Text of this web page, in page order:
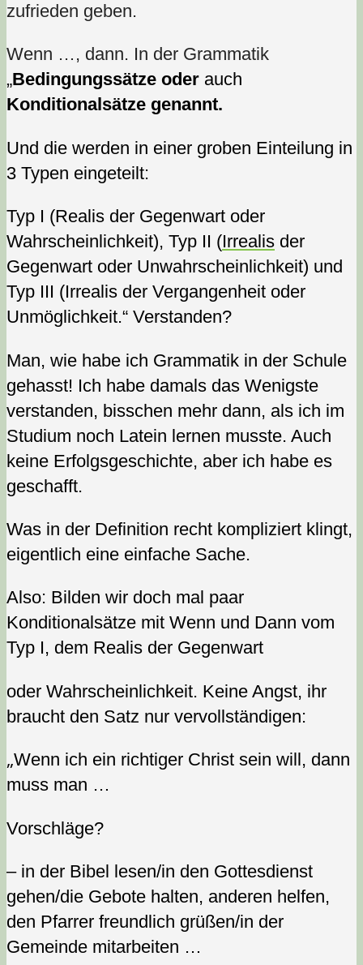
zufrieden geben.
Wenn …, dann. In der Grammatik
„Bedingungssätze oder auch
Konditionalsätze genannt.
Und die werden in einer groben Einteilung in
3 Typen eingeteilt:
Typ I (Realis der Gegenwart oder
Wahrscheinlichkeit), Typ II (Irrealis der
Gegenwart oder Unwahrscheinlichkeit) und
Typ III (Irrealis der Vergangenheit oder
Unmöglichkeit.“ Verstanden?
Man, wie habe ich Grammatik in der Schule
gehasst! Ich habe damals das Wenigste
verstanden, bisschen mehr dann, als ich im
Studium noch Latein lernen musste. Auch
keine Erfolgsgeschichte, aber ich habe es
geschafft.
Was in der Definition recht kompliziert klingt,
eigentlich eine einfache Sache.
Also: Bilden wir doch mal paar
Konditionalsätze mit Wenn und Dann vom
Typ I, dem Realis der Gegenwart
oder Wahrscheinlichkeit. Keine Angst, ihr
braucht den Satz nur vervollständigen:
„Wenn ich ein richtiger Christ sein will, dann
muss man …
Vorschläge?
– in der Bibel lesen/in den Gottesdienst
gehen/die Gebote halten, anderen helfen,
den Pfarrer freundlich grüßen/in der
Gemeinde mitarbeiten …